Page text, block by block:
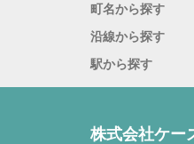
町名から探す
沿線から探す
駅から探す
株式会社ケー